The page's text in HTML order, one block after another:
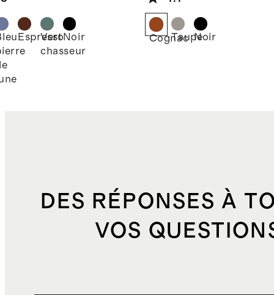
Espresso
Vert
chasseur
Noir Cognac
TaupeNoir
DES RÉPONSES À
VOS